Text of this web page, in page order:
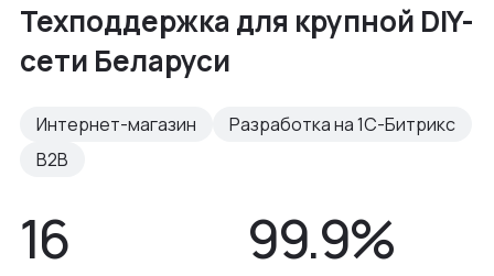
Техподдержка для крупной DIY-
сети Беларуси
Интернет-магазин
Разработка на 1С-Битрикс
B2B
16 99.9%